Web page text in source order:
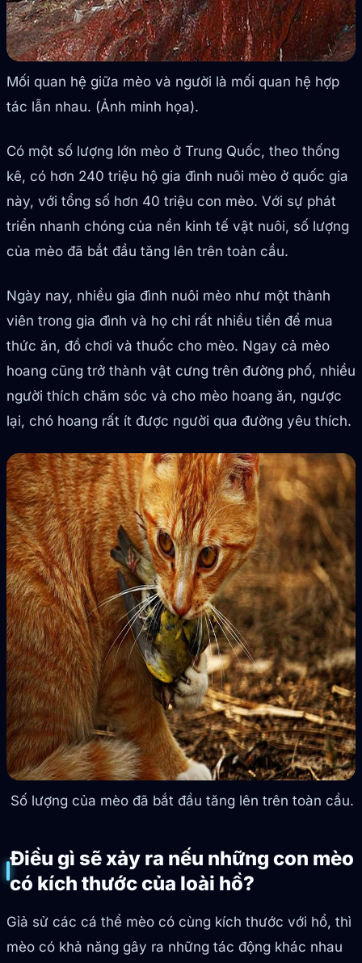
Mối quan hệ giữa mèo và người là mối quan hệ hợp
tác lẫn nhau. (Ảnh minh họa).
Có một số lượng lớn mèo ở Trung Quốc, theo thống
kê, có hơn 240 triệu hộ gia đình nuôi mèo ở quốc gia
này, với tổng số hơn 40 triệu con mèo. Với sự phát
triển nhanh chóng của nền kinh tế vật nuôi, số lượng
của mèo đã bắt đầu tăng lên trên toàn cầu.
Ngày nay, nhiều gia đình nuôi mèo như một thành
viên trong gia đình và họ chi rất nhiều tiền để mua
thức ăn, đồ chơi và thuốc cho mèo. Ngay cả mèo
hoang cũng trở thành vật cưng trên đường phố, nhiều
người thích chăm sóc và cho mèo hoang ăn, ngược
lại, chó hoang rất ít được người qua đường yêu thích.
Số lượng của mèo đã bắt đầu tăng lên trên toàn cầu.
Điều gì sẽ xảy ra nếu những con mèo
có kích thước của loài hồ?
Gỉả sử các cá thể mèo có cùng kích thước với hổ, thì
mèo có khả năng gây ra những tác động khác nhau